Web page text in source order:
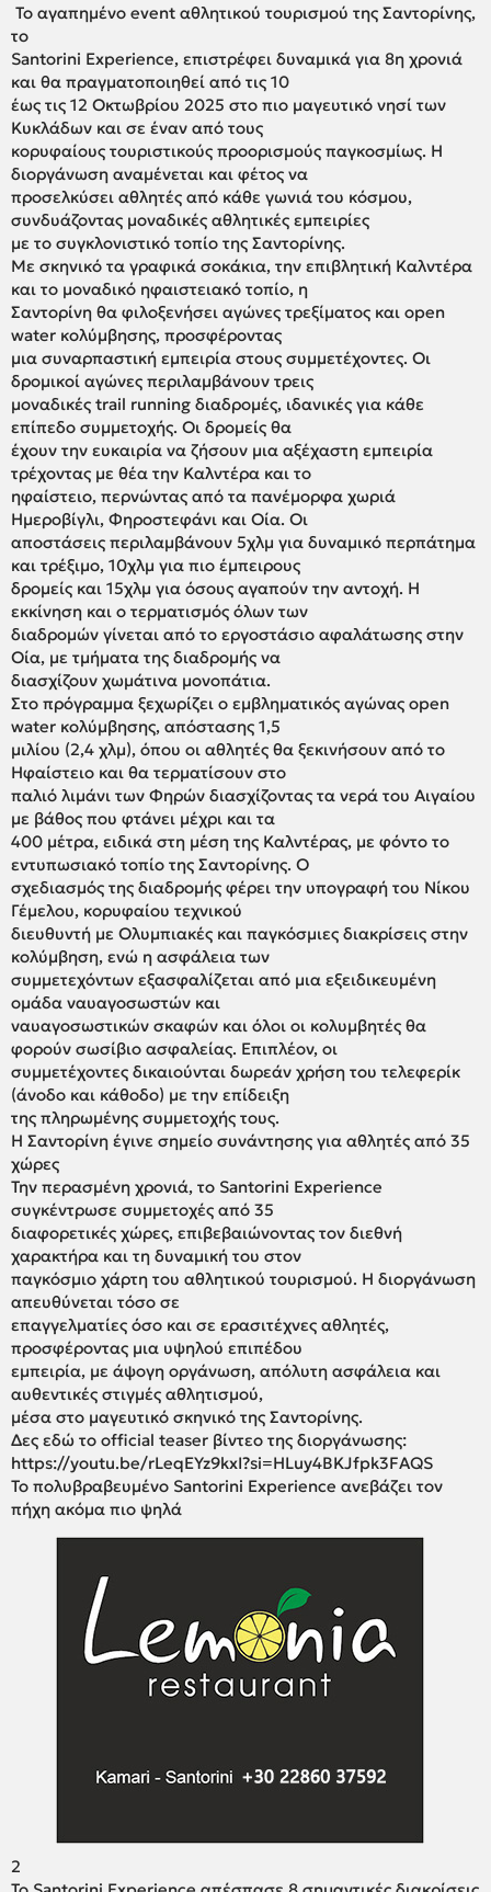
Το αγαπημένο event αθλητικού τουρισμού της Σαντορίνης,
το
Santorini Experience, επιστρέφει δυναμικά για 8η χρονιά
και θα πραγματοποιηθεί από τις 10
έως τις 12 Οκτωβρίου 2025 στο πιο μαγευτικό νησί των
Κυκλάδων και σε έναν από τους
κορυφαίους τουριστικούς προορισμούς παγκοσμίως. Η
διοργάνωση αναμένεται και φέτος να
προσελκύσει αθλητές από κάθε γωνιά του κόσμου,
συνδυάζοντας μοναδικές αθλητικές εμπειρίες
με το συγκλονιστικό τοπίο της Σαντορίνης.
Με σκηνικό τα γραφικά σοκάκια, την επιβλητική Καλντέρα
και το μοναδικό ηφαιστειακό τοπίο, η
Σαντορίνη θα φιλοξενήσει αγώνες τρεξίματος και open
water κολύμβησης, προσφέροντας
μια συναρπαστική εμπειρία στους συμμετέχοντες. Οι
δρομικοί αγώνες περιλαμβάνουν τρεις
μοναδικές trail running διαδρομές, ιδανικές για κάθε
επίπεδο συμμετοχής. Οι δρομείς θα
έχουν την ευκαιρία να ζήσουν μια αξέχαστη εμπειρία
τρέχοντας με θέα την Καλντέρα και το
ηφαίστειο, περνώντας από τα πανέμορφα χωριά
Ημεροβίγλι, Φηροστεφάνι και Οία. Οι
αποστάσεις περιλαμβάνουν 5χλμ για δυναμικό περπάτημα
και τρέξιμο, 10χλμ για πιο έμπειρους
δρομείς και 15χλμ για όσους αγαπούν την αντοχή. Η
εκκίνηση και ο τερματισμός όλων των
διαδρομών γίνεται από το εργοστάσιο αφαλάτωσης στην
Οία, με τμήματα της διαδρομής να
διασχίζουν χωμάτινα μονοπάτια.
Στο πρόγραμμα ξεχωρίζει ο εμβληματικός αγώνας open
water κολύμβησης, απόστασης 1,5
μιλίου (2,4 χλμ), όπου οι αθλητές θα ξεκινήσουν από το
Ηφαίστειο και θα τερματίσουν στο
παλιό λιμάνι των Φηρών διασχίζοντας τα νερά του Αιγαίου
με βάθος που φτάνει μέχρι και τα
400 μέτρα, ειδικά στη μέση της Καλντέρας, με φόντο το
εντυπωσιακό τοπίο της Σαντορίνης. Ο
σχεδιασμός της διαδρομής φέρει την υπογραφή του Νίκου
Γέμελου, κορυφαίου τεχνικού
διευθυντή με Ολυμπιακές και παγκόσμιες διακρίσεις στην
κολύμβηση, ενώ η ασφάλεια των
συμμετεχόντων εξασφαλίζεται από μια εξειδικευμένη
ομάδα ναυαγοσωστών και
ναυαγοσωστικών σκαφών και όλοι οι κολυμβητές θα
φορούν σωσίβιο ασφαλείας. Επιπλέον, οι
συμμετέχοντες δικαιούνται δωρεάν χρήση του τελεφερίκ
(άνοδο και κάθοδο) με την επίδειξη
της πληρωμένης συμμετοχής τους.
Η Σαντορίνη έγινε σημείο συνάντησης για αθλητές από 35
χώρες
Την περασμένη χρονιά, το Santorini Experience
συγκέντρωσε συμμετοχές από 35
διαφορετικές χώρες, επιβεβαιώνοντας τον διεθνή
χαρακτήρα και τη δυναμική του στον
παγκόσμιο χάρτη του αθλητικού τουρισμού. Η διοργάνωση
απευθύνεται τόσο σε
επαγγελματίες όσο και σε ερασιτέχνες αθλητές,
προσφέροντας μια υψηλού επιπέδου
εμπειρία, με άψογη οργάνωση, απόλυτη ασφάλεια και
αυθεντικές στιγμές αθλητισμού,
μέσα στο μαγευτικό σκηνικό της Σαντορίνης.
Δες εδώ το official teaser βίντεο της διοργάνωσης:
https://youtu.be/rLeqEYz9kxI?si=HLuy4BKJfpk3FAQS
Το πολυβραβευμένο Santorini Experience ανεβάζει τον
πήχη ακόμα πιο ψηλά
2